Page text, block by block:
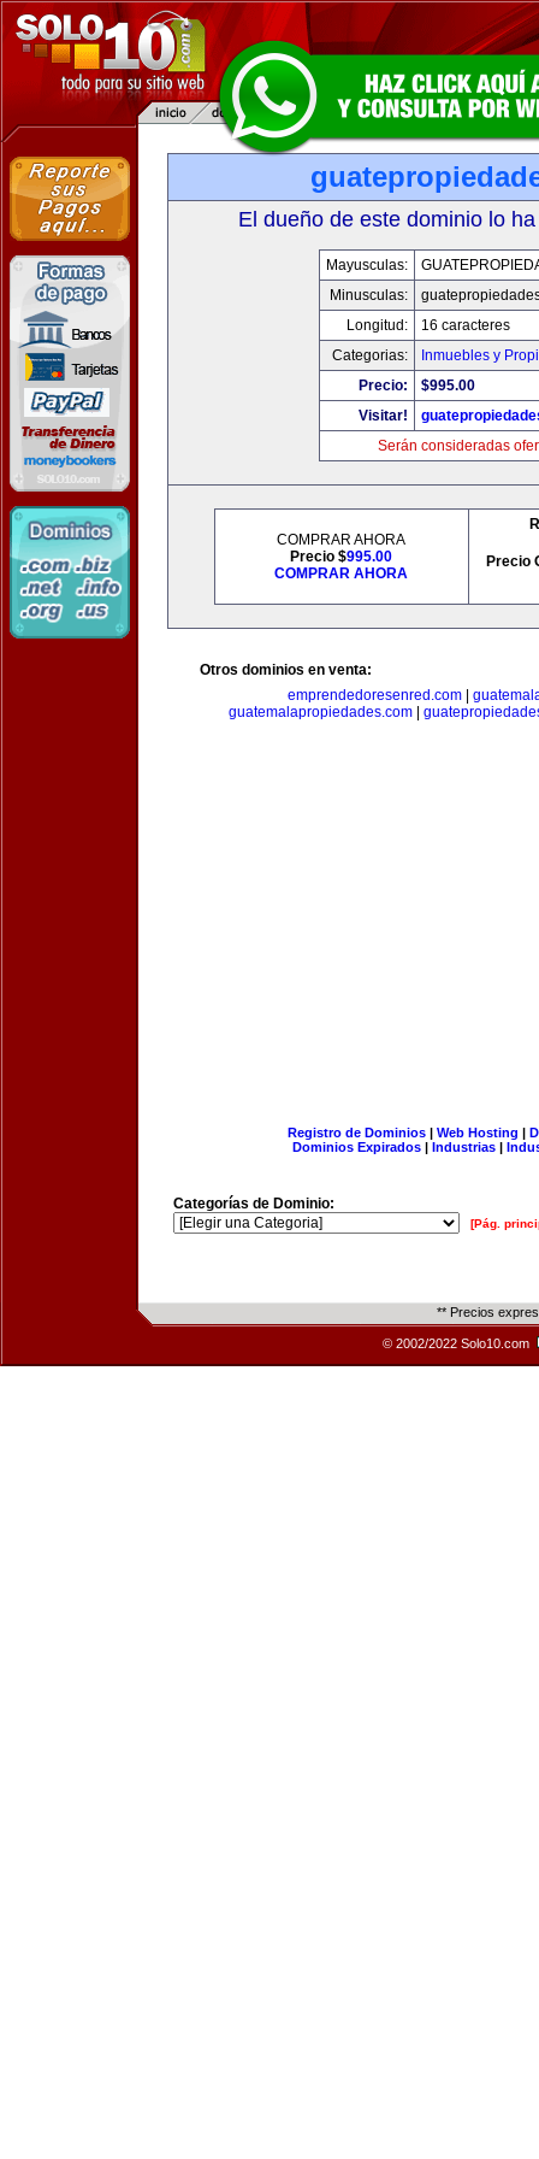
El dueño de este dominio lo
Mayusculas:
Minusculas:
Longitud:
16 caracteres
Categorias:
Inmuebles y
Precio:
$995.00
Visitar!
Serán consideradas
COMPRAR AHORA
Precio $995.00
COMPRAR AHORA
Precio
Otros dominios en venta:
emprendedoresenred.com|
guatemalapropiedades.com|
Registro de Dominios| Web Hosting |
Dominios Expirados | Industrias |
Categorías de Dominio:
[Pág.
** Precios
© 2002/2022 Solo10.com